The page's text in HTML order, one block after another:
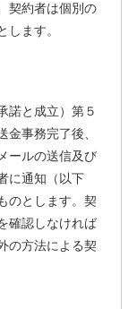
契約者は個別の
ます。
諾と成立）第５
事務完了後、
ールの送信及び
に通知（以下
のとします。契
確認しなければ
の方法による契